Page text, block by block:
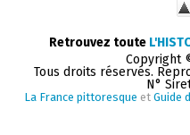
Retrouvez toute
Copyright
Tous droits réservés.
N°
La France pittoresque et Guide